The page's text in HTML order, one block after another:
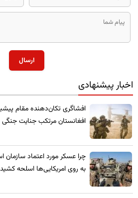
ارسال
اخبار پیشنهادی
​افشاگری تکان‌دهنده مقام
افغانستان مرتکب جنایت جنگی
چرا عسکر مورد اعتماد سازمان
به روی امریکایی‌ها اسلحه